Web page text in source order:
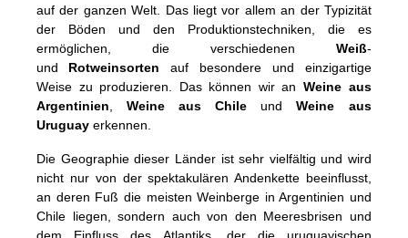
auf der ganzen Welt. Das liegt vor allem an der Typizität
der Böden und den Produktionstechniken, die es
ermöglichen, die verschiedenen Weiß-
und Rotweinsorten auf besondere und einzigartige
Weise zu produzieren. Das können wir an Weine aus
Argentinien
Weine aus Chile und Weine aus
Uruguay erkennen.
Die Geographie dieser Länder ist sehr vielfältig und wird
nicht nur von der spektakulären Andenkette beeinflusst,
an deren Fuß die meisten Weinberge in Argentinien und
Chile liegen, sondern auch von den Meeresbrisen und